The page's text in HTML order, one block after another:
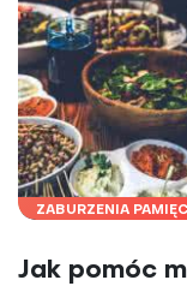
ZABURZENIA
Jak pomóc